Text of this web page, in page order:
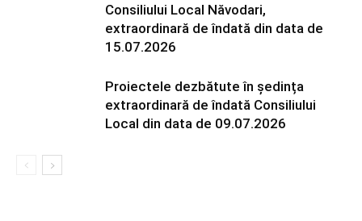
Consiliului Local Năvodari,
extraordinară de îndată din data de
15.07.2026
Proiectele dezbătute în ședința
extraordinară de îndată Consiliului
Local din data de 09.07.2026